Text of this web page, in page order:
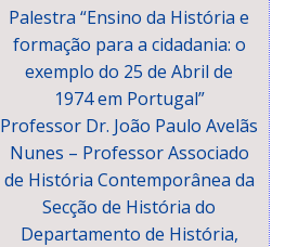
Palestra “Ensino da História e
formação para a cidadania: o
exemplo do 25 de Abril de
1974 em Portugal”
Professor Dr. João Paulo Avelãs
Nunes – Professor Associado
de História Contemporânea da
Secção de História do
Departamento de História,